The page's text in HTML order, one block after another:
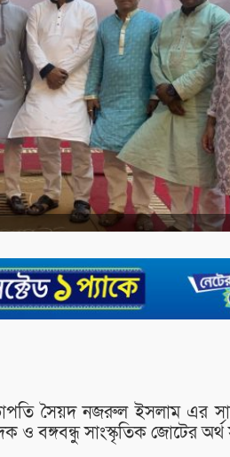
সৈয়দ নজরুল ইসলাম এর
ও বঙ্গবন্ধু সাংস্কৃতিক জোটের